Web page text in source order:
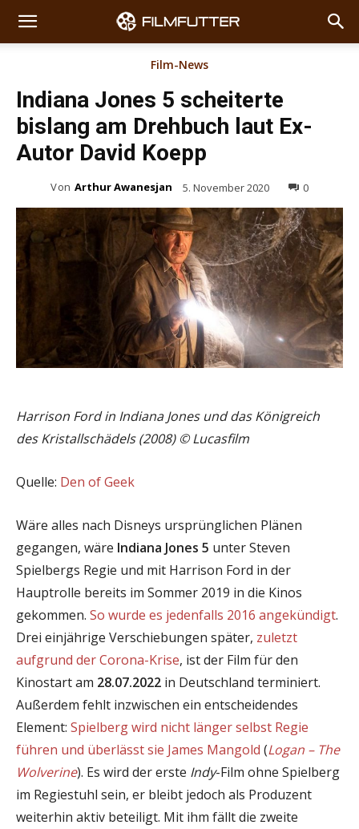
Film-News
Indiana Jones 5 scheiterte
bislang am Drehbuch laut Ex-
Autor David Koepp
Von Arthur Awanesjan 5. November 2020 0
Harrison Ford in Indiana Jones und das Königreich
des Kristallschädels (2008) © Lucasfilm
Quelle: Den of Geek
Wäre alles nach Disneys ursprünglichen Plänen
gegangen, wäre Indiana Jones 5 unter Steven
Spielbergs Regie und mit Harrison Ford in der
Hauptrolle bereits im Sommer 2019 in die Kinos
gekommen. So wurde es jedenfalls 2016 angekündigt.
Drei einjährige Verschiebungen später, zuletzt
aufgrund der Corona-Krise, ist der Film für den
Kinostart am 28.07.2022 in Deutschland terminiert.
Außerdem fehlt inzwischen ein entscheidendes
Element: Spielberg wird nicht länger selbst Regie
führen und überlässt sie James Mangold (Logan – The
Wolverine). Es wird der erste Indy-Film ohne Spielberg
im Regiestuhl sein, er bleibt jedoch als Produzent
weiterhin aktiv beteiligt. Mit ihm fällt die zweite